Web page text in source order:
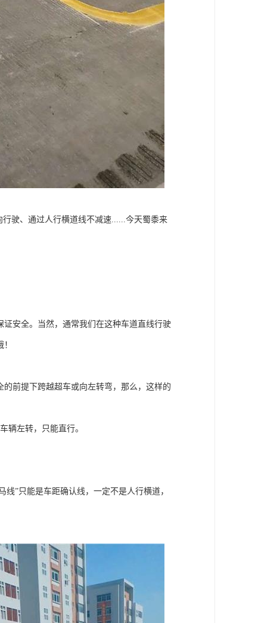
驶、通过人行横道线不减速......今天蜀黍来
安全。当然，通常我们在这种车道直线行驶
前提下跨越超车或向左转弯，那么，这样的
辆左转，只能直行。
”只能是车距确认线，一定不是人行横道，